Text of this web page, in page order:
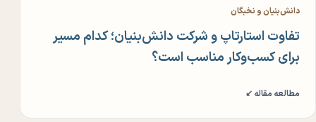
دانش‌بنیان و نخبگان
تفاوت استارتاپ و شرکت دانش‌بنیان؛ کدام مسیر
برای کسب‌وکار مناسب است؟
مطالعه مقاله ↙